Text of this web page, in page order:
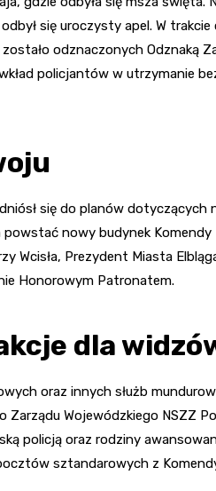
się uroczysty apel. W trakcie
odznaczonych Odznaką
policjantów w utrzymanie
się do planów dotyczących
nowy budynek Komendy
Prezydent Miasta
Honorowym Patronatem.
dla
oraz innych służb
Zarządu Wojewódzkiego NSZZ
policją oraz rodziny
sztandarowych z